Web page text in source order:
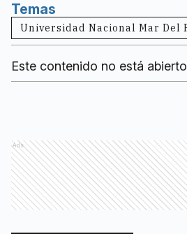
Temas
Universidad Nacional Mar Del
Este contenido no está
Ads